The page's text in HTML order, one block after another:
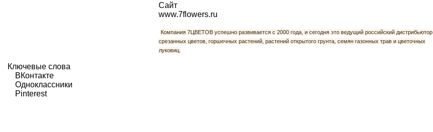
Сайт
www.7flowers.ru
Компания 7ЦВЕТОВ успешно развивается с 2000 года, и сегодня это ведущий российский дистрибьютор
срезанных цветов, горшечных растений, растений открытого грунта, семян газонных трав и цветочных
луковиц.
Ключевые слова
ВКонтакте
Одноклассники
Pinterest